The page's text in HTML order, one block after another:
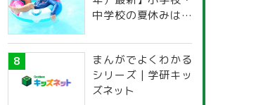
中学校の夏休みはい
道府県別「夏季休暇
一覧」
まんがでよくわかる
シリーズ | 学研キッ
ズネット